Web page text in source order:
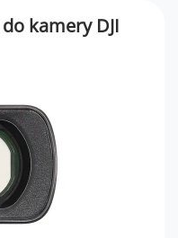
kamery DJI